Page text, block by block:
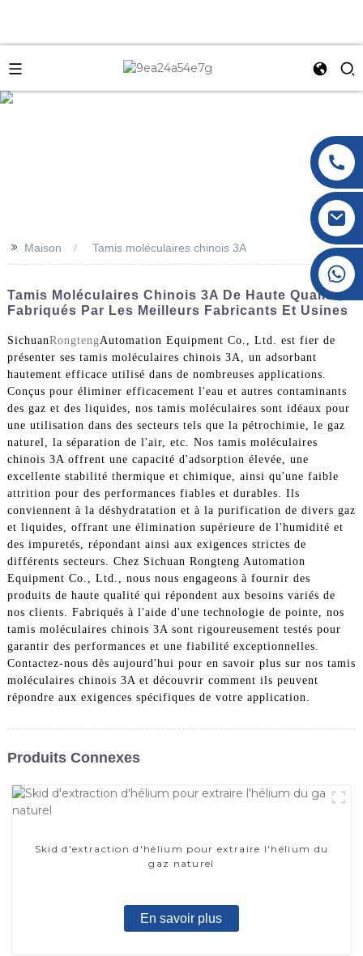
+86 177 8117 4421
+86 138 8076 0589
>> Maison Tamis moléculaires chinois 3A
Tamis Moléculaires Chinois 3A De Haute Qualité,
Fabriqués Par Les Meilleurs Fabricants Et Usines
SichuanRongtengAutomation Equipment Co., Ltd. est fier de
présenter ses tamis moléculaires chinois 3A, un adsorbant
hautement efficace utilisé dans de nombreuses applications.
Conçus pour éliminer efficacement l'eau et autres contaminants
des gaz et des liquides, nos tamis moléculaires sont idéaux pour
une utilisation dans des secteurs tels que la pétrochimie, le gaz
naturel, la séparation de l'air, etc. Nos tamis moléculaires
chinois 3A offrent une capacité d'adsorption élevée, une
excellente stabilité thermique et chimique, ainsi qu'une faible
attrition pour des performances fiables et durables. Ils
conviennent à la déshydratation et à la purification de divers gaz
et liquides, offrant une élimination supérieure de l'humidité et
des impuretés, répondant ainsi aux exigences strictes de
différents secteurs. Chez Sichuan Rongteng Automation
Equipment Co., Ltd., nous nous engageons à fournir des
produits de haute qualité qui répondent aux besoins variés de
nos clients. Fabriqués à l'aide d'une technologie de pointe, nos
tamis moléculaires chinois 3A sont rigoureusement testés pour
garantir des performances et une fiabilité exceptionnelles.
Contactez-nous dès aujourd'hui pour en savoir plus sur nos tamis
moléculaires chinois 3A et découvrir comment ils peuvent
répondre aux exigences spécifiques de votre application.
Produits Connexes
Skid d'extraction d'hélium pour extraire l'hélium du
gaz naturel
En savoir plus